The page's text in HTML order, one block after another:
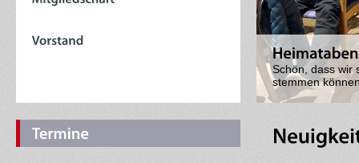
Das war ein
war Urologe Dr.